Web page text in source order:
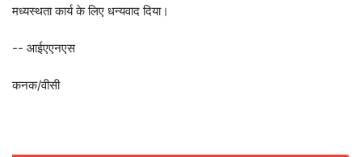
मध्यस्थता कार्य के लिए धन्यवाद दिया।
-- आईएएनएस
कनक/वीसी